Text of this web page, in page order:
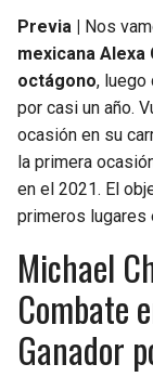
Previa | Nos
mexicana
octágono, luego
por casi un año.
ocasión en su
la primera
en el 2021. El
primeros lugares
Michael
Combate
Ganador